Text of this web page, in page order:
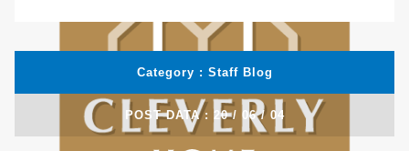
Category : Blog
POST DATA : 20 / 06 / 04